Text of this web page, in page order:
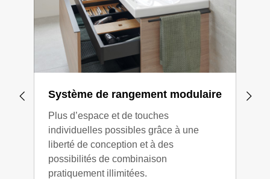
Système de rangement modulaire
Plus d’espace et de touches
individuelles possibles grâce à une
liberté de conception et à des
possibilités de combinaison
pratiquement illimitées.